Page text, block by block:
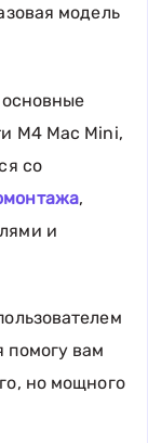
модель
M4 Mac Mini,
со
,
и
помогу вам
но мощного